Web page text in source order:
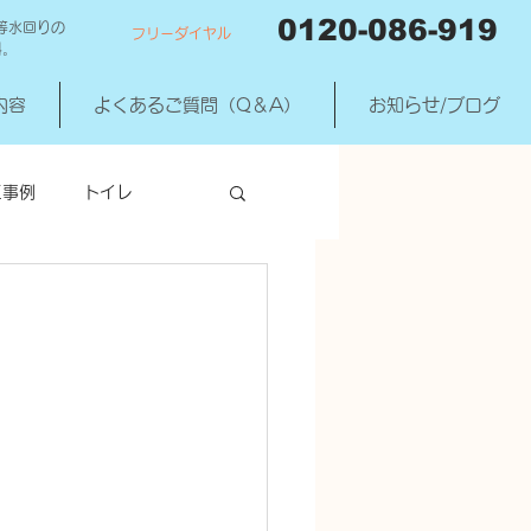
水回りの
フリーダイヤル 0120-086-919
容 よくあるご質問（Q＆A） お知らせ/ブログ
例 トイレ